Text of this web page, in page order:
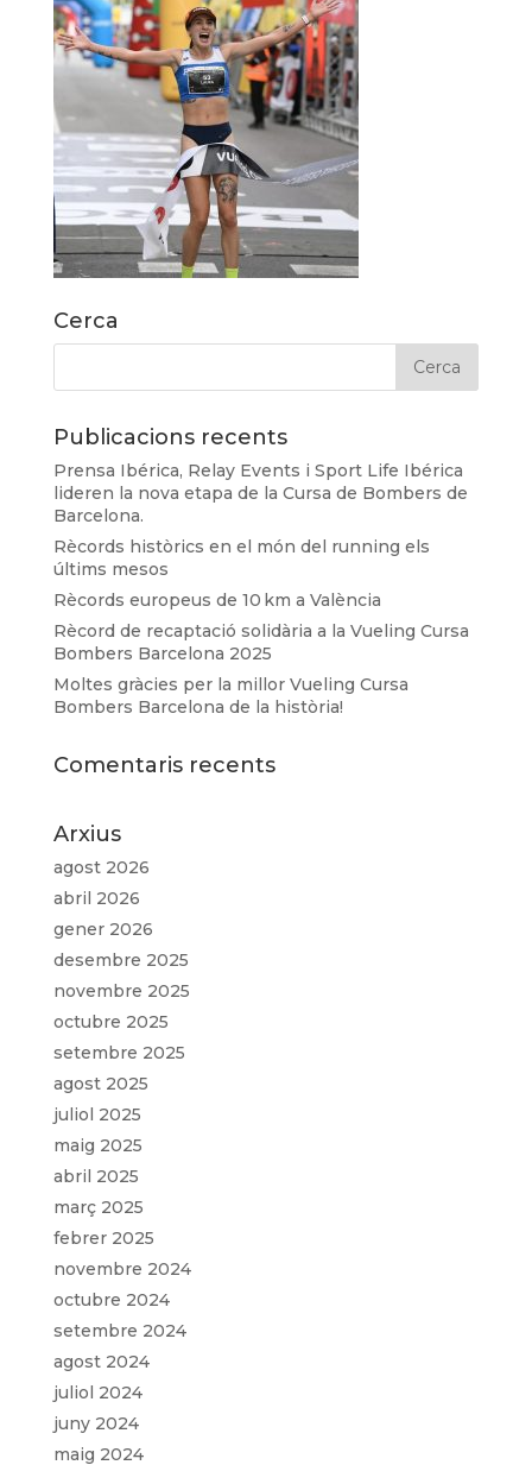
Cerca
Publicacions recents
Prensa Ibérica, Relay Events i Sport Life Ibérica
lideren la nova etapa de la Cursa de Bombers de
Barcelona.
Rècords històrics en el món del running els
últims mesos
Rècords europeus de 10 km a València
Rècord de recaptació solidària a la Vueling Cursa
Bombers Barcelona 2025
Moltes gràcies per la millor Vueling Cursa
Bombers Barcelona de la història!
Comentaris recents
Arxius
agost 2026
abril 2026
gener 2026
desembre 2025
novembre 2025
octubre 2025
setembre 2025
agost 2025
juliol 2025
maig 2025
abril 2025
març 2025
febrer 2025
novembre 2024
octubre 2024
setembre 2024
agost 2024
juliol 2024
juny 2024
maig 2024